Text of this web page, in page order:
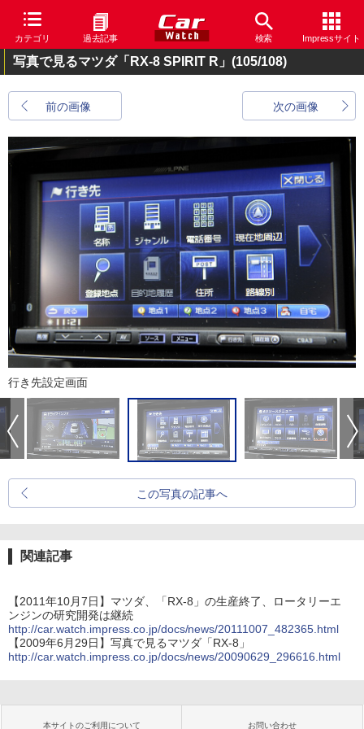
カテゴリ 過去記事 検索 Impressサイト
写真で見るマツダ「RX-8 SPIRIT R」 (105/108)
前の画像 次の画像
行き先設定画面
この写真の記事へ
関連記事
【2011年10月7日】マツダ、「RX-8」の生産終了、ロータリーエ
ンジンの研究開発は継続
http://car.watch.impress.co.jp/docs/news/20111007_482365.html
【2009年6月29日】写真で見るマツダ「RX-8」
http://car.watch.impress.co.jp/docs/news/20090629_296616.html
本サイトのご利用について お問い合わせ